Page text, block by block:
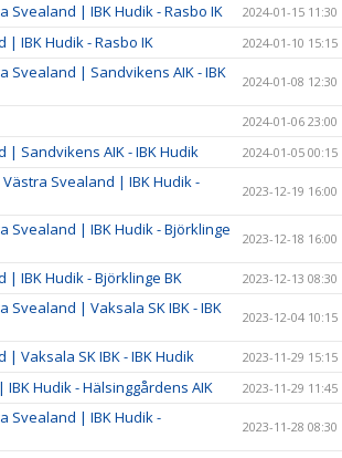
Svealand | IBK Hudik - Rasbo IK 2024-01-15 11:30
| IBK Hudik - Rasbo IK 2024-01-10 15:15
Svealand | Sandvikens AIK - IBK
2024-01-08 12:30
2024-01-06 23:00
| Sandvikens AIK - IBK Hudik 2024-01-05 00:15
Svealand | IBK Hudik -
2023-12-19 16:00
Svealand | IBK Hudik - Björklinge
2023-12-18 16:00
| IBK Hudik - Björklinge BK 2023-12-13 08:30
Svealand | Vaksala SK IBK - IBK
2023-12-04 10:15
| Vaksala SK IBK - IBK Hudik 2023-11-29 15:15
Hudik - Hälsinggårdens AIK 2023-11-29 11:45
Svealand | IBK Hudik -
2023-11-28 08:30